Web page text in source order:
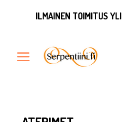
ILMAINEN TOIMITUS
Aterimet ... Content